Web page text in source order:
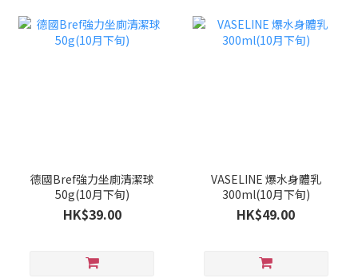
德國Bref強力坐廁清潔球
50g(10月下旬)
HK$39.00
VASELINE 爆水身體乳
300ml(10月下旬)
HK$49.00